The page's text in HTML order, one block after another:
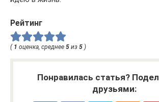
Рейтинг
( 1 оценка, среднее 5 из 5 )
Понравилась статья?
друзьями: